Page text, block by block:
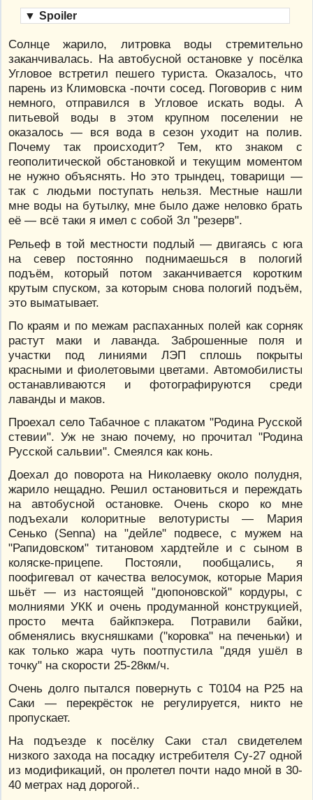
▼ Spoiler
Солнце жарило, литровка воды стремительно
заканчивалась. На автобусной остановке у посёлка
Угловое встретил пешего туриста. Оказалось, что
парень из Климовска -почти сосед. Поговорив с ним
немного, отправился в Угловое искать воды. А
питьевой воды в этом крупном поселении не
оказалось — вся вода в сезон уходит на полив.
Почему так происходит? Тем, кто знаком с
геополитической обстановкой и текущим моментом
не нужно объяснять. Но это трындец, товарищи —
так с людьми поступать нельзя. Местные нашли
мне воды на бутылку, мне было даже неловко брать
её — всё таки я имел с собой 3л "резерв".
Рельеф в той местности подлый — двигаясь с юга
на север постоянно поднимаешься в пологий
подъём, который потом заканчивается коротким
крутым спуском, за которым снова пологий подъём,
это выматывает.
По краям и по межам распаханных полей как сорняк
растут маки и лаванда. Заброшенные поля и
участки под линиями ЛЭП сплошь покрыты
красными и фиолетовыми цветами. Автомобилисты
останавливаются и фотографируются среди
лаванды и маков.
Проехал село Табачное с плакатом "Родина Русской
стевии". Уж не знаю почему, но прочитал "Родина
Русской сальвии". Смеялся как конь.
Доехал до поворота на Николаевку около полудня,
жарило нещадно. Решил остановиться и переждать
на автобусной остановке. Очень скоро ко мне
подъехали колоритные велотуристы — Мария
Сенько (Senna) на "дейле" подвесе, с мужем на
"Рапидовском" титановом хардтейле и с сыном в
коляске-прицепе. Постояли, пообщались, я
поофигевал от качества велосумок, которые Мария
шьёт — из настоящей "дюпоновской" кордуры, с
молниями УКК и очень продуманной конструкцией,
просто мечта байкпэкера. Потравили байки,
обменялись вкусняшками ("коровка" на печеньки) и
как только жара чуть поотпустила "дядя ушёл в
точку" на скорости 25-28км/ч.
Очень долго пытался повернуть c Т0104 на Р25 на
Саки — перекрёсток не регулируется, никто не
пропускает.
На подъезде к посёлку Саки стал свидетелем
низкого захода на посадку истребителя Су-27 одной
из модификаций, он пролетел почти надо мной в 30-
40 метрах над дорогой..